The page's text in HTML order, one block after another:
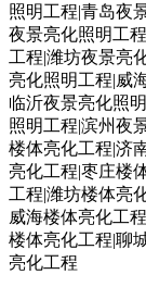
照明工程|青岛夜
夜景亮化照明工
工程|潍坊夜景亮
亮化照明工程|威
临沂夜景亮化照
照明工程|滨州夜
楼体亮化工程|济
亮化工程|枣庄楼
工程|潍坊楼体亮
威海楼体亮化工
楼体亮化工程|聊
亮化工程